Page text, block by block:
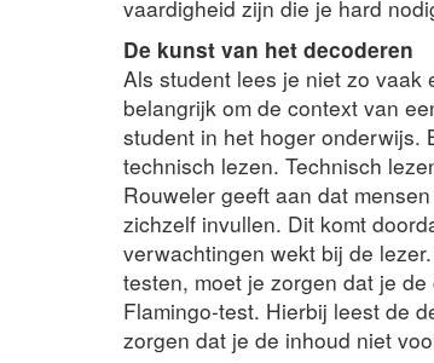
vaardigheid zijn die je hard
De kunst van het decoderen
Als student lees je niet zo vaak
belangrijk om de context van
student in het hoger onderwijs.
technisch lezen. Technisch
Rouweler geeft aan dat
zichzelf invullen. Dit komt
verwachtingen wekt bij de
testen, moet je zorgen dat je
Flamingo-test. Hierbij leest de
zorgen dat je de inhoud niet